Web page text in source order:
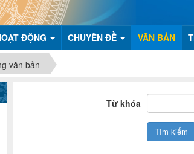
ĐỘNG CHUYÊN ĐỀ VĂN BẢN
văn bản
Từ khóa